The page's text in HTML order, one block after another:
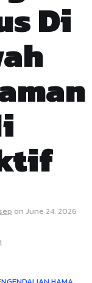
Di
on June 24, 2026